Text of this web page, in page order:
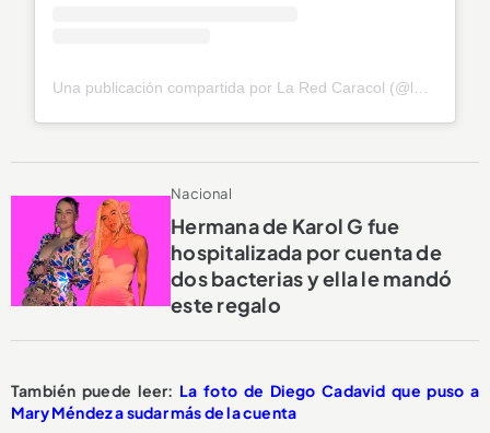
Nacional
Hermana de Karol G fue
hospitalizada por cuenta de
dos bacterias y ella le mandó
este regalo
También puede leer: La foto de Diego Cadavid que puso a
Mary Méndez a sudar más de la cuenta